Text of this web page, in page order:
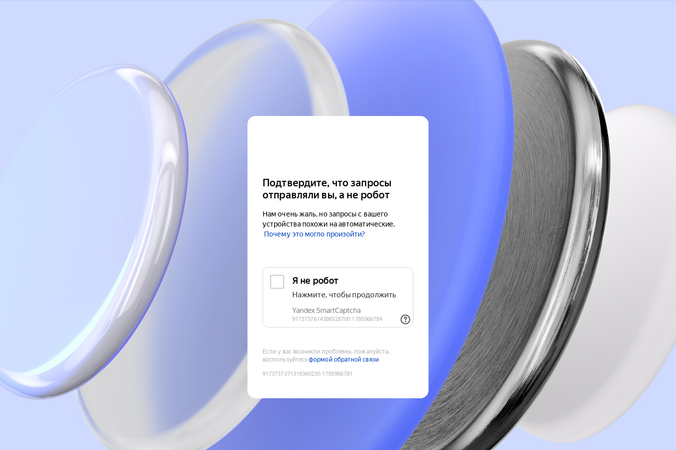
Подтвердите, что запросы
отправляли вы, а не робот
Нам очень жаль, но запросы с вашего
устройства похожи на автоматические.
Почему это могло произойти?
Если у вас возникли проблемы, пожалуйста,
воспользуйтесьформой обратной связи
9173737371318360230:1785966781